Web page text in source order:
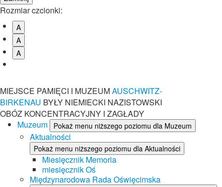
Rozmiar czcionki:
A
A
A
MIEJSCE PAMIĘCI I MUZEUMAUSCHWITZ-
BIRKENAU BYŁY NIEMIECKI NAZISTOWSKI
OBÓZ KONCENTRACYJNY I ZAGŁADY
Muzeum
Pokaż menu niższego poziomu dla Muzeum
Aktualności
Pokaż menu niższego poziomu dla Aktualności
Miesięcznik Memoria
miesięcznik Oś
Międzynarodowa Rada Oświęcimska